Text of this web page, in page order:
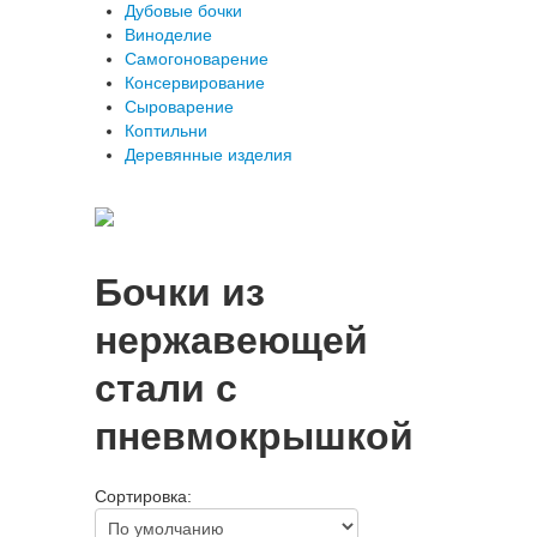
Дубовые бочки
Виноделие
Самогоноварение
Консервирование
Сыроварение
Коптильни
Деревянные изделия
Бочки из
нержавеющей
стали с
пневмокрышкой
Сортировка: